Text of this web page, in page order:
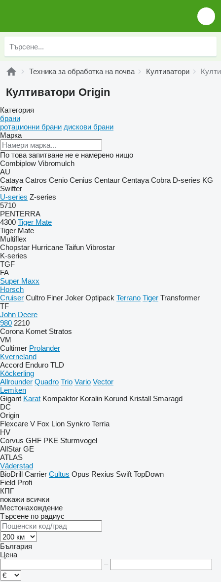
Техника за обработка на почва Култиватори
Култиватори Origin
Категория
брани
ротационни брани дискови брани
Марка
По това запитване не е намерено нищо
Combiplow Vibromulch
AU
Cataya Catros Cenio Cenius Centaur Centaya Cobra D-series KG
Swifter
U-series Z-series
5710
PENTERRA
4300 Tiger Mate
Tiger Mate
Multiflex
Chopstar Hurricane Taifun Vibrostar
K-series
TGF
FA
Super Maxx
Horsch
Cruiser Cultro Finer Joker Optipack Terrano Tiger Transformer
TF
John Deere
980 2210
Corona Komet Stratos
VM
Cultimer Prolander
Kverneland
Accord Enduro TLD
Köckerling
Allrounder Quadro Trio Vario Vector
Lemken
Gigant Karat Kompaktor Koralin Korund Kristall Smaragd
DC
Origin
Flexcare V Fox Lion Synkro Terria
HV
Corvus GHF PKE Sturmvogel
AllStar GE
ATLAS
Väderstad
BioDrill Carrier Cultus Opus Rexius Swift TopDown
Field Profi
КПГ
покажи всички
Местонахождение
Търсене по радиус
България
Цена
–